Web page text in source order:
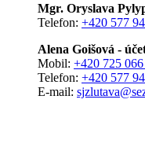
Mgr. Oryslava
Telefon: +420 577
Alena Goišová -
Mobil: +420 725
Telefon: +420 577
E-mail: